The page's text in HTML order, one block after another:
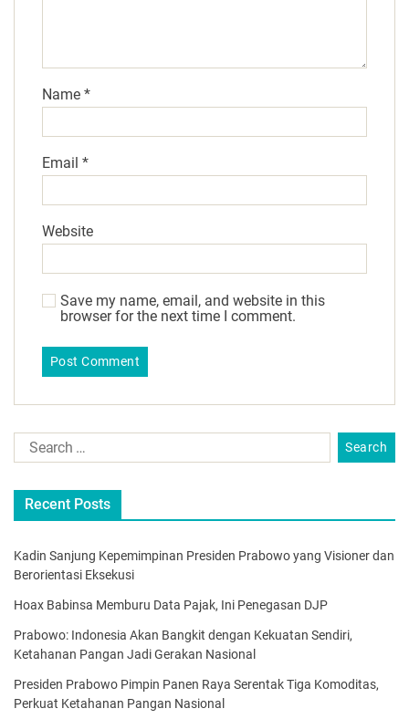
Name *
Email *
Website
Save my name, email, and website in this
browser for the next time I comment.
Recent Posts
Kadin Sanjung Kepemimpinan Presiden Prabowo yang Visioner dan
Berorientasi Eksekusi
Hoax Babinsa Memburu Data Pajak, Ini Penegasan DJP
Prabowo: Indonesia Akan Bangkit dengan Kekuatan Sendiri,
Ketahanan Pangan Jadi Gerakan Nasional
Presiden Prabowo Pimpin Panen Raya Serentak Tiga Komoditas,
Perkuat Ketahanan Pangan Nasional